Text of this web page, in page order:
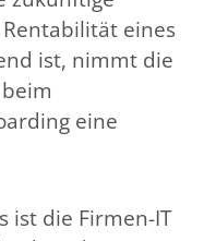
eines
ist, nimmt die
eine
ist die Firmen-IT